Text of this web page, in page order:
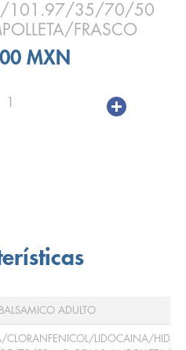
101.97/35/70/50
FRASCO
MXN
1
ADULTO
CLORANFENICOL/LIDOCAINA/